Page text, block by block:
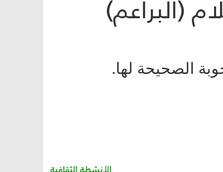
(البراعم)
الصحيحة لها.